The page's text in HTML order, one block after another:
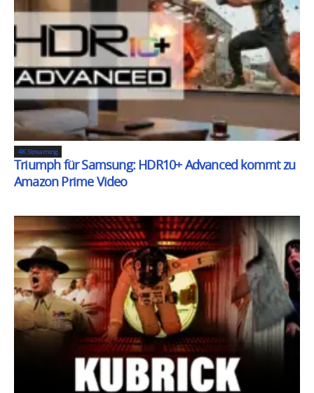
4K Streaming
Triumph für Samsung: HDR10+ Advanced kommt zu
Amazon Prime Video